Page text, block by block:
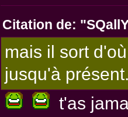
Citation de:
mais il sort
jusqu'à
t'as